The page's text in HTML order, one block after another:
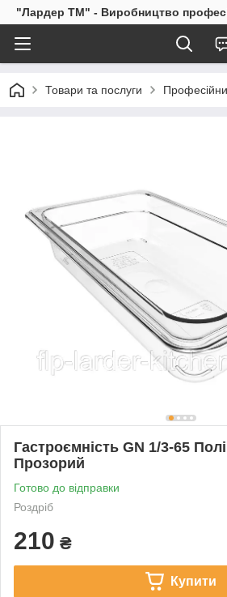
"Лардер TM" - Виробництво
Товари та послуги
Гастроємність GN 1/3-65
Прозорий
Готово до відправки
Роздріб
210 ₴
Купити